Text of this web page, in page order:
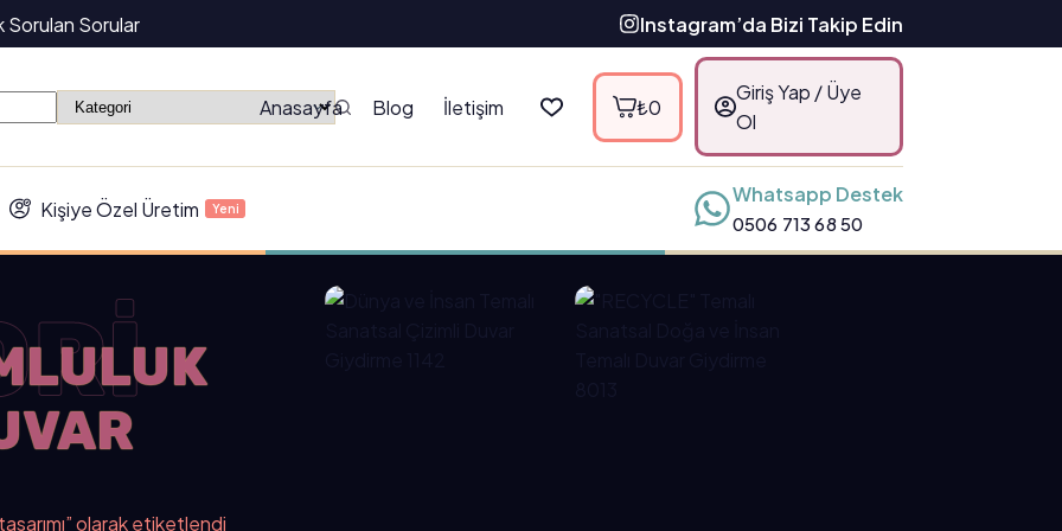
Sorulan Sorular Instagram’da Bizi Takip Edin
Anasayfa Blog İletişim ₺0
Giriş Yap / Üye
Ol
Kişiye Özel Üretim Yeni
Whatsapp Destek
0506 713 68 50
olarak etiketlendi